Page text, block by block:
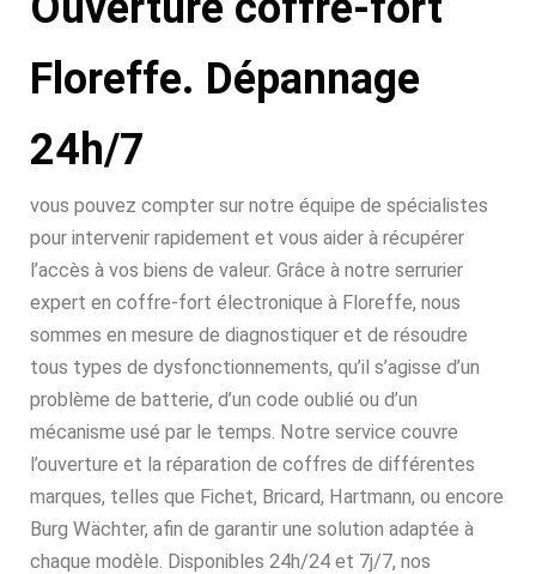
Floreffe. Dépannage
24h/7
vous pouvez compter sur notre équipe de spécialistes
pour intervenir rapidement et vous aider à récupérer
l’accès à vos biens de valeur. Grâce à notre serrurier
expert en coffre-fort électronique à Floreffe, nous
sommes en mesure de diagnostiquer et de résoudre
tous types de dysfonctionnements, qu’il s’agisse d’un
problème de batterie, d’un code oublié ou d’un
mécanisme usé par le temps. Notre service couvre
l’ouverture et la réparation de coffres de différentes
marques, telles que Fichet, Bricard, Hartmann, ou encore
Burg Wächter, afin de garantir une solution adaptée à
chaque modèle. Disponibles 24h/24 et 7j/7, nos